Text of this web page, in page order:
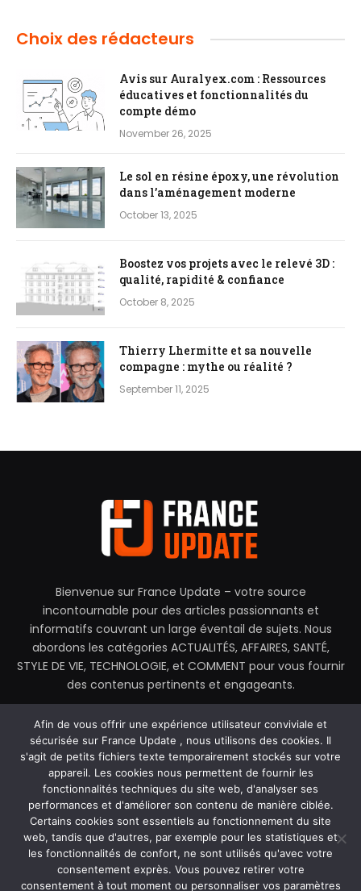
Choix des rédacteurs
Avis sur Auralyex.com : Ressources
éducatives et fonctionnalités du
compte démo
November 26, 2025
Le sol en résine époxy, une révolution
dans l’aménagement moderne
October 13, 2025
Boostez vos projets avec le relevé 3D :
qualité, rapidité & confiance
October 8, 2025
Thierry Lhermitte et sa nouvelle
compagne : mythe ou réalité ?
September 11, 2025
Bienvenue sur France Update – votre source
incontournable pour des articles passionnants et
informatifs couvrant un large éventail de sujets. Nous
abordons les catégories ACTUALITÉS, AFFAIRES, SANTÉ,
STYLE DE VIE, TECHNOLOGIE, et COMMENT pour vous fournir
des contenus pertinents et engageants.
contactez@franceupdate.fr
Facebook
X
(Twitter)
Instagram
MAISON
À PROPOS DE NOUS
POLITIQUE DE CONFIDENTIALITÉ
CONTACTEZ-NOUS
CONDITIONS GÉNÉRALES D’UTILISATION (CGU)
Afin de vous offrir une expérience utilisateur conviviale et
sécurisée sur France Update , nous utilisons des cookies. Il
s'agit de petits fichiers texte temporairement stockés sur votre
appareil. Les cookies nous permettent de fournir les
fonctionnalités techniques du site web, d'analyser ses
performances et d'améliorer son contenu de manière ciblée.
Certains cookies sont essentiels au fonctionnement du site
web, tandis que d'autres, par exemple pour les statistiques et
les fonctionnalités de confort, ne sont utilisés qu'avec votre
consentement exprès. Vous pouvez retirer votre
consentement à tout moment ou personnaliser vos paramètres